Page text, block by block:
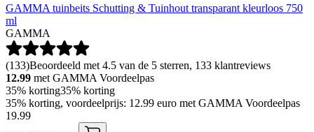
GAMMA tuinbeits Schutting & Tuinhout transparant kleurloos 750
ml
GAMMA
(133)Beoordeeld met 4.5 van de 5 sterren, 133 klantreviews
12.99 met GAMMA Voordeelpas
35% korting35% korting
35% korting, voordeelprijs: 12.99 euro met GAMMA Voordeelpas
19.99